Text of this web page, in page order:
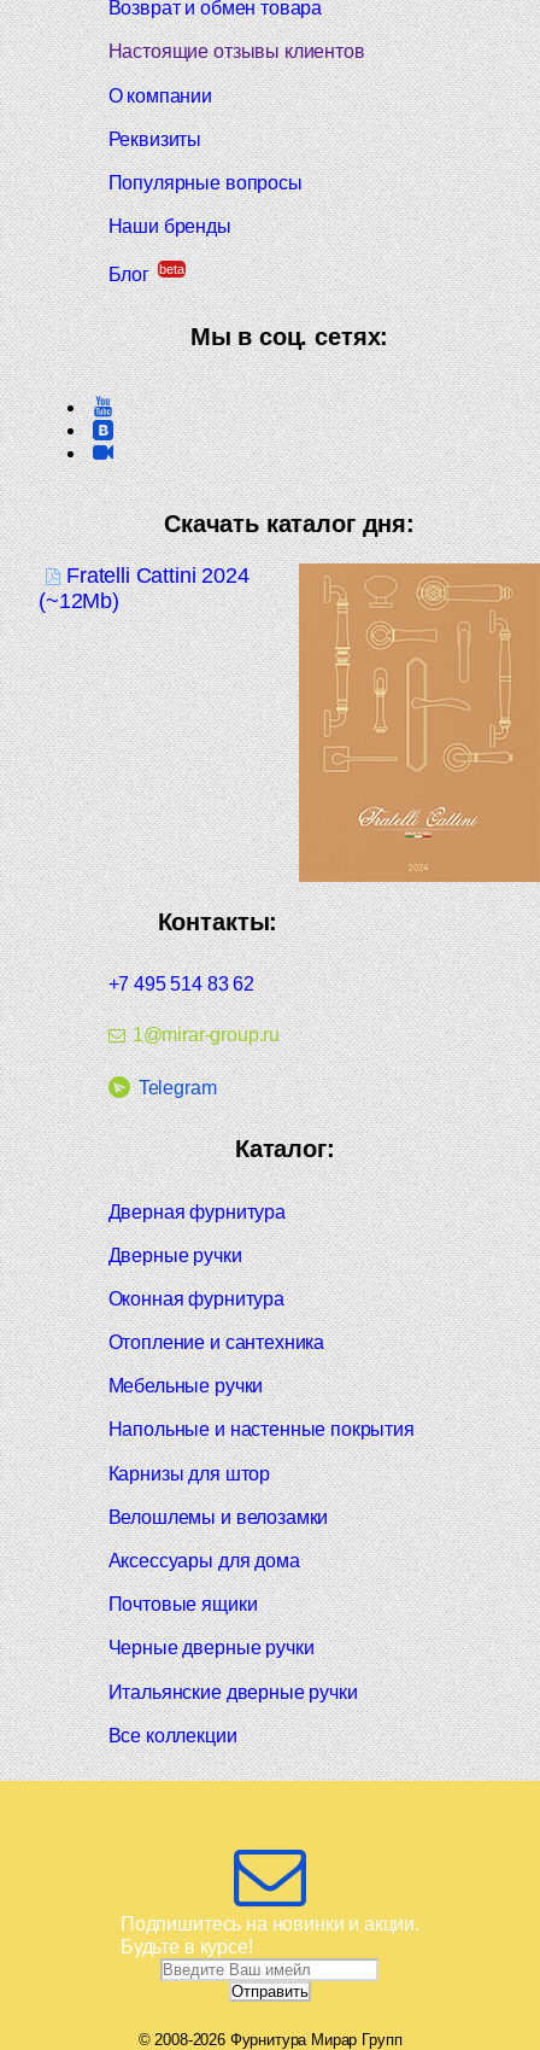
Возврат и обмен товара
Настоящие отзывы клиентов
О компании
Реквизиты
Популярные вопросы
Наши бренды
Блог beta
Мы в соц. сетях:
Скачать каталог дня:
Fratelli Cattini 2024
(~12Mb)
Контакты:
+7 495 514 83 62
1@mirar-group.ru
Telegram
Каталог:
Дверная фурнитура
Дверные ручки
Оконная фурнитура
Отопление и сантехника
Мебельные ручки
Напольные и настенные покрытия
Карнизы для штор
Велошлемы и велозамки
Аксессуары для дома
Почтовые ящики
Черные дверные ручки
Итальянские дверные ручки
Все коллекции
Подпишитесь на новинки и акции.
Будьте в курсе!
© 2008-2026 Фурнитура Мирар Групп